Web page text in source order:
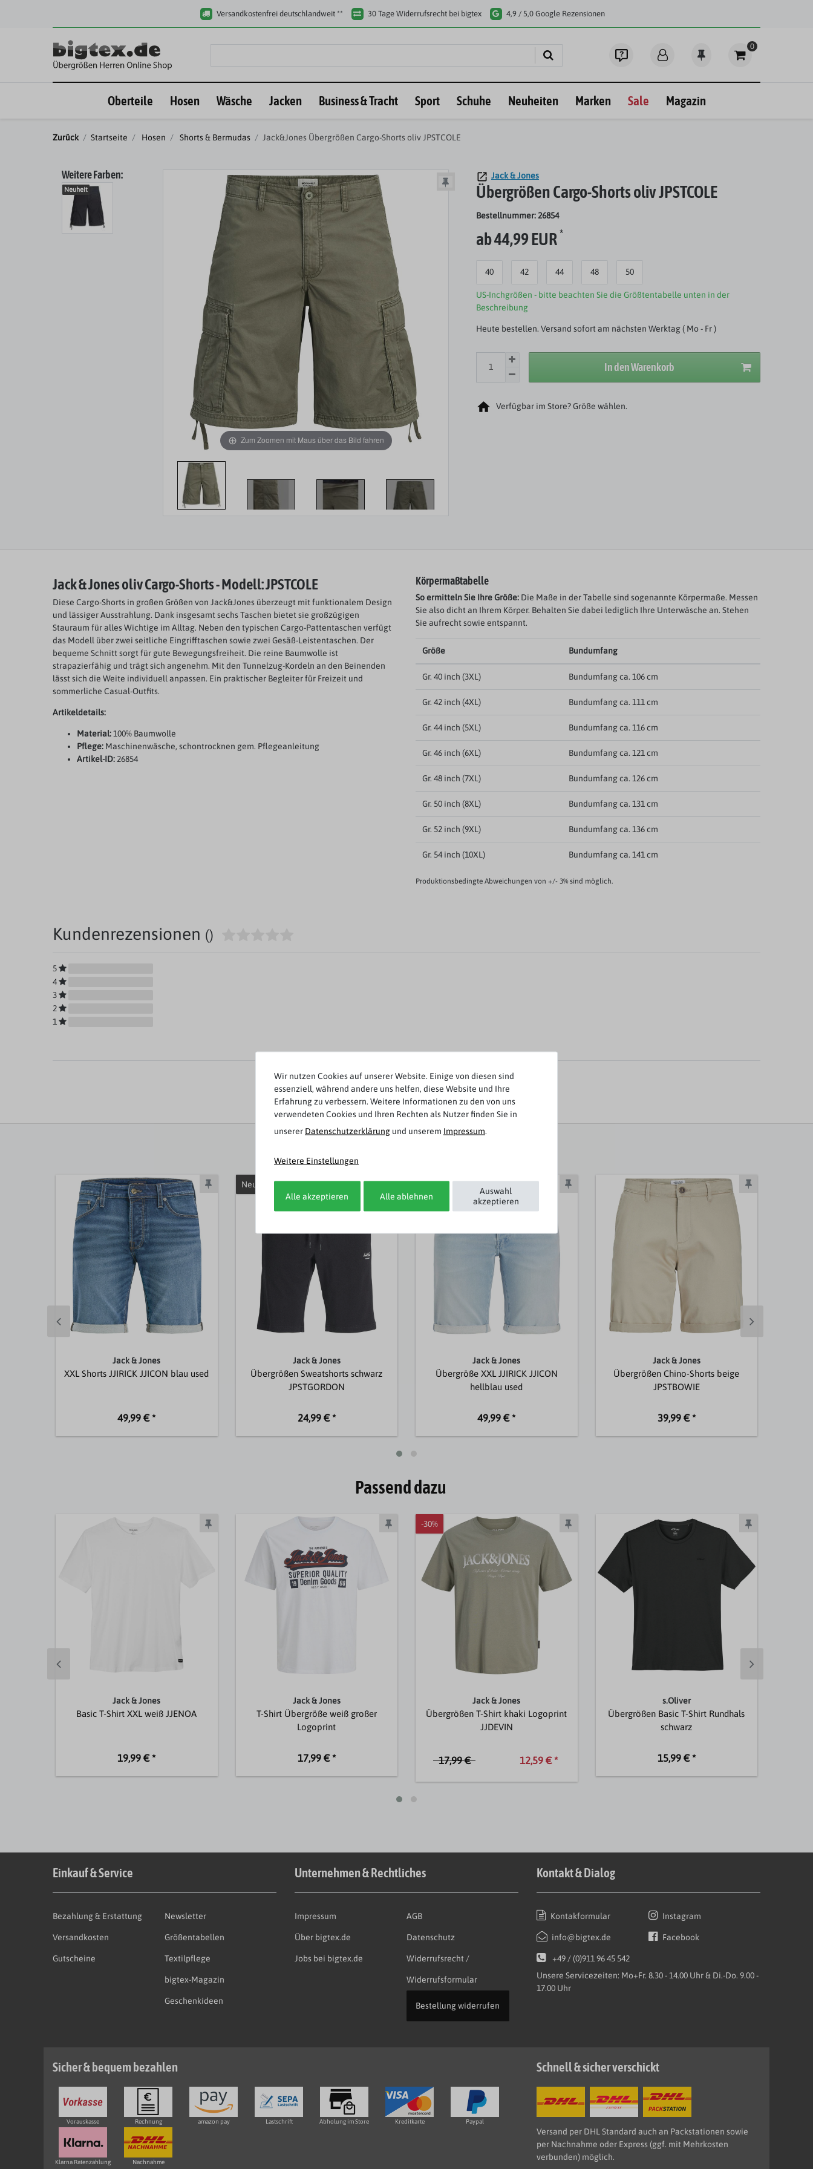
Versandkostenfrei deutschlandweit ** 30 Tage Widerrufsrecht bei bigtex 4,9 / 5,0 Google Rezensionen
0
Oberteile Hosen Wäsche Jacken Business & Tracht Sport Schuhe Neuheiten Marken Sale Magazin
Zurück Startseite Hosen Shorts & Bermudas Jack&Jones Übergrößen Cargo-Shorts oliv JPSTCOLE
Weitere Farben:
Neuheit
Zum Zoomen mit Maus über das Bild fahren
Jack & Jones
Übergrößen Cargo-Shorts oliv JPSTCOLE
Bestellnummer: 26854
ab 44,99 EUR*
40 42 44 48 50
US-Inchgrößen - bitte beachten Sie die Größtentabelle unten in der
Beschreibung
Heute bestellen. Versand sofort am nächsten Werktag ( Mo - Fr )
In den Warenkorb
Verfügbar im Store? Größe wählen.
Jack & JonesolivCargo-Shorts - Modell:JPSTCOLE
Diese Cargo-Shorts in großen Größen von Jack&Jones überzeugt mit funktionalem Design
und lässiger Ausstrahlung. Dank insgesamt sechs Taschen bietet sie großzügigen
Stauraum für alles Wichtige im Alltag. Neben den typischen Cargo-Pattentaschen verfügt
das Modell über zwei seitliche Eingrifftaschen sowie zwei Gesäß-Leistentaschen. Der
bequeme Schnitt sorgt für gute Bewegungsfreiheit. Die reine Baumwolle ist
strapazierfähig und trägt sich angenehm. Mit den Tunnelzug-Kordeln an den Beinenden
lässt sich die Weite individuell anpassen. Ein praktischer Begleiter für Freizeit und
sommerliche Casual-Outfits.
Artikeldetails:
Material:100% Baumwolle
Pflege: Maschinenwäsche, schontrocknen gem. Pflegeanleitung
Artikel-ID: 26854
Körpermaßtabelle
So ermitteln Sie Ihre Größe: Die Maße in der Tabelle sind sogenannte Körpermaße. Messen
Sie also dicht an Ihrem Körper. Behalten Sie dabei lediglich Ihre Unterwäsche an. Stehen
Sie aufrecht sowie entspannt.
Größe Bundumfang
Gr. 40 inch (3XL) Bundumfang ca. 106 cm
Gr. 42 inch (4XL) Bundumfang ca. 111 cm
Gr. 44 inch (5XL) Bundumfang ca. 116 cm
Gr. 46 inch (6XL) Bundumfang ca. 121 cm
Gr. 48 inch (7XL) Bundumfang ca. 126 cm
Gr. 50 inch (8XL) Bundumfang ca. 131 cm
Gr. 52 inch (9XL) Bundumfang ca. 136 cm
Gr. 54 inch (10XL) Bundumfang ca. 141 cm
Produktionsbedingte Abweichungen von +/- 3% sind möglich.
Kundenrezensionen ()
5
4
3
2
1
Rezensionen werden geladen...
Weitere Artikel von Jack & Jones
Jack & Jones
XXL Shorts JJIRICK JJICON blau used
49,99 € *
Neuheit
Jack & Jones
Übergrößen Sweatshorts schwarz
JPSTGORDON
24,99 € *
Jack & Jones
Übergröße XXL JJIRICK JJICON
hellblau used
49,99 € *
Jack & Jones
Übergrößen Chino-Shorts beige
JPSTBOWIE
39,99 € *
Passend dazu
Jack & Jones
Basic T-Shirt XXL weiß JJENOA
19,99 € *
Jack & Jones
T-Shirt Übergröße weiß großer
Logoprint
17,99 € *
-30%
Jack & Jones
Übergrößen T-Shirt khaki Logoprint
JJDEVIN
17,99 € 12,59 € *
s.Oliver
Übergrößen Basic T-Shirt Rundhals
schwarz
15,99 € *
Wir nutzen Cookies auf unserer Website. Einige von diesen sind
essenziell, während andere uns helfen, diese Website und Ihre
Erfahrung zu verbessern. Weitere Informationen zu den von uns
verwendeten Cookies und Ihren Rechten als Nutzer finden Sie in
unserer Daten­schutz­erklärung und unserem Impressum.
Weitere Einstellungen
Alle akzeptieren Alle ablehnen
Auswahl
akzeptieren
Einkauf & Service
Bezahlung & Erstattung
Versandkosten
Gutscheine
Newsletter
Größentabellen
Textilpflege
bigtex-Magazin
Geschenkideen
Unternehmen & Rechtliches
Impressum
Über bigtex.de
Jobs bei bigtex.de
AGB
Datenschutz
Widerrufsrecht /
Widerrufsformular
Bestellung widerrufen
Kontakt & Dialog
Kontakformular
info@bigtex.de
Instagram
Facebook
+49 / (0)911 96 45 542
Unsere Servicezeiten: Mo+Fr. 8.30 - 14.00 Uhr & Di.-Do. 9.00 -
17.00 Uhr
Sicher & bequem bezahlen
Vorauskasse Rechnung amazon pay Lastschrift Abholung im Store Kreditkarte Paypal
Klarna Ratenzahlung Nachnahme
Schnell & sicher verschickt
Versand per DHL Standard auch an Packstationen sowie
per Nachnahme oder Express (ggf. mit Mehrkosten
verbunden) möglich.